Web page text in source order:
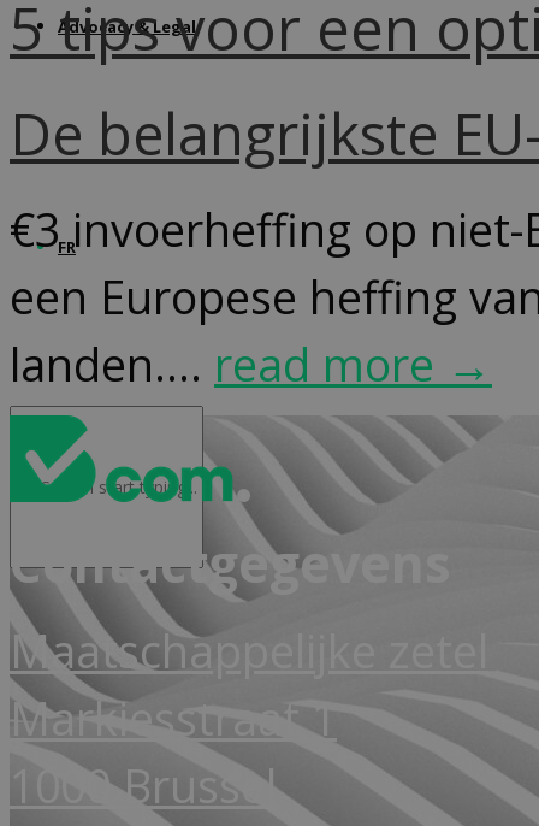
Advocacy & Legal
FR
5 tips voor een
De belangrijkste
€3 invoerheffing op niet-
een Europese heffing
landen.... read more →
Contactgegevens
Maatschappelijke zetel
Markiesstraat 1
1000 Brussel